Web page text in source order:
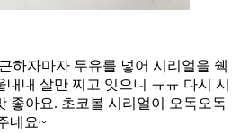
하자마자 두유를 넣어 시리얼을 쉑
내 살만 찌고 잇으니 ㅠㅠ 다시 시
좋아요. 초코볼 시리얼이 오독오독
네요~